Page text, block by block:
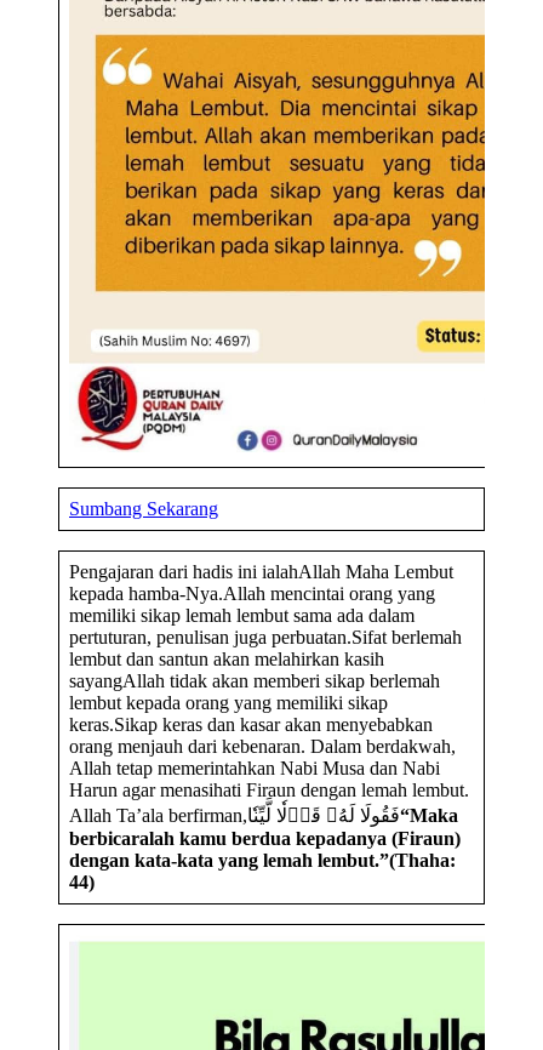
Sumbang Sekarang
Pengajaran dari hadis ini ialahAllah Maha Lembut
kepada hamba-Nya.Allah mencintai orang yang
memiliki sikap lemah lembut sama ada dalam
pertuturan, penulisan juga perbuatan.Sifat berlemah
lembut dan santun akan melahirkan kasih
sayangAllah tidak akan memberi sikap berlemah
lembut kepada orang yang memiliki sikap
keras.Sikap keras dan kasar akan menyebabkan
orang menjauh dari kebenaran. Dalam berdakwah,
Allah tetap memerintahkan Nabi Musa dan Nabi
Harun agar menasihati Firaun dengan lemah lembut.
Allah Ta’ala berfirman,فَقُولَا لَهُۥ قَوۡلٗا لَّيِّنٗا“Maka
berbicaralah kamu berdua kepadanya (Firaun)
dengan kata-kata yang lemah lembut.”(Thaha:
44)